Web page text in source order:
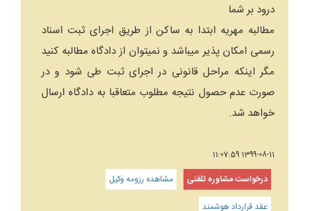
درود بر شما
مطالبه مهریه ابتدا به ساکن از طریق اجرای ثبت اسناد
رسمی امکان پذیر میباشد و نمیتوان از دادگاه مطالبه کنید
مگر اینکه مراحل قانونی در اجرای ثبت طی شود و در
صورت عدم حصول نتیجه مطلوب متعاقبا به دادگاه ارسال
خواهد شد.
1399-08-11 11:07:59
درخواست مشاوره تلفنی
مشاهده رزومه وکیل
عقد قرارداد هوشمند